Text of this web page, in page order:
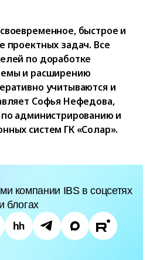
быстрое и
проектных задач. Все
по доработке
и расширению
учитываются и
Софья Нефедова,
администрированию и
систем ГК «Солар».
компании IBS в соцсетях
и блогах